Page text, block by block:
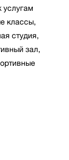
услугам
классы,
студия,
зал,